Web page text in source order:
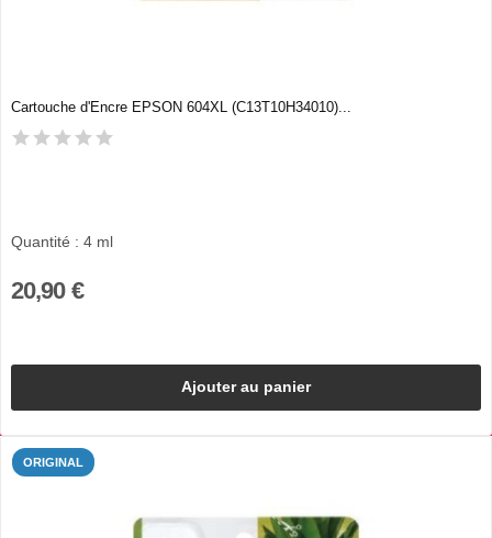
Cartouche d'Encre EPSON 604XL (C13T10H34010)...
Quantité : 4 ml
20,90 €
Ajouter au panier
ORIGINAL